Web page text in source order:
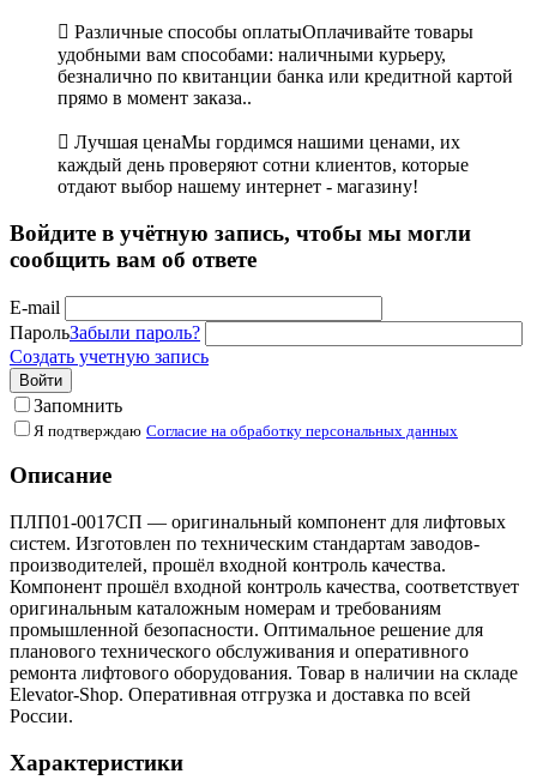
 Различные способы оплатыОплачивайте товары
удобными вам способами: наличными курьеру,
безналично по квитанции банка или кредитной картой
прямо в момент заказа..
 Лучшая ценаМы гордимся нашими ценами, их
каждый день проверяют сотни клиентов, которые
отдают выбор нашему интернет - магазину!
Войдите в учётную запись, чтобы мы могли
сообщить вам об ответе
E-mail
ПарольЗабыли пароль?
Создать учетную запись
Войти
Запомнить
Я подтверждаю Согласие на обработку персональных данных
Описание
ПЛП01-0017СП — оригинальный компонент для лифтовых
систем. Изготовлен по техническим стандартам заводов-
производителей, прошёл входной контроль качества.
Компонент прошёл входной контроль качества, соответствует
оригинальным каталожным номерам и требованиям
промышленной безопасности. Оптимальное решение для
планового технического обслуживания и оперативного
ремонта лифтового оборудования. Товар в наличии на складе
Elevator-Shop. Оперативная отгрузка и доставка по всей
России.
Характеристики